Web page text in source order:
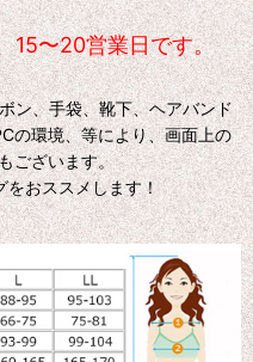
15〜20営業日です。
ン、手袋、靴下、ヘアバンド
の環境、等により、画面上の
ございます。
をおススメします！